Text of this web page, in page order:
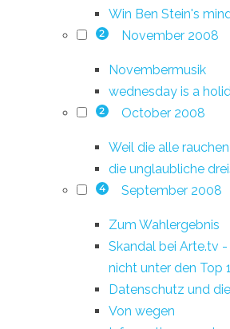
Win Ben Stein's
2 November 2008
Novembermusik
wednesday is a
2 October 2008
Weil die alle
die unglaubliche
4 September 2008
Zum Wahlergebnis
Skandal bei Arte.tv
nicht unter den Top
Datenschutz und
Von wegen